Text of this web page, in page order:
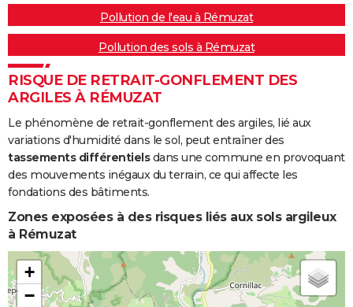
Pollution de l'eau à Rémuzat
Pollution des sols à Rémuzat
RISQUE DE RETRAIT-GONFLEMENT DES
ARGILES À RÉMUZAT
Le phénomène de retrait-gonflement des argiles, lié aux
variations d'humidité dans le sol, peut entraîner des
tassements différentielsdans une commune en provoquant
des mouvements inégaux du terrain, ce qui affecte les
fondations des bâtiments.
Zones exposées à des risques liés aux sols argileux
à Rémuzat
+
−